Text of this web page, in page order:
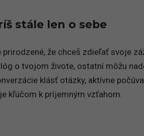
stále len o sebe
prirodzené, že chceš zdieľať svoje
o tvojom živote, ostatní môžu
klásť otázky, aktívne
kľúčom k príjemným vzťahom.